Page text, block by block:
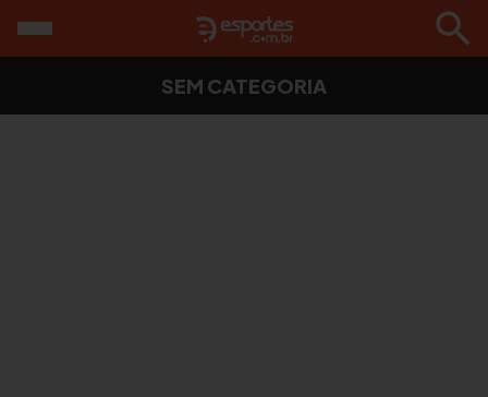
SEM CATEGORIA